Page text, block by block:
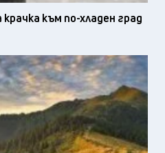
към по-хладен град